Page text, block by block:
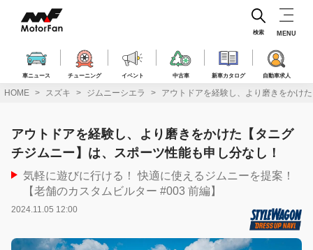
ス
車ニュース チューニング イベント 中古車 新車カタログ 自動車求人
検索 MENU
HOME スズキ ジムニーシエラ アウトドアを経験し、より磨きをかけ
アウトドアを経験し、より磨きをかけた【タニグ
チジムニー】は、スポーツ性能も申し分なし！
気軽に遊びに行ける！ 快適に使えるジムニーを提案！
【老舗のカスタムビルター #003 前編】
2024.11.05 12:00